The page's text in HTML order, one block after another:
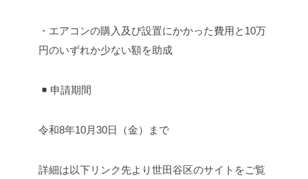
・エアコンの購入及び設置にかかった費用と10万
円のいずれか少ない額を助成
申請期間
令和8年10月30日（金）まで
詳細は以下リンク先より世田谷区のサイトをご覧